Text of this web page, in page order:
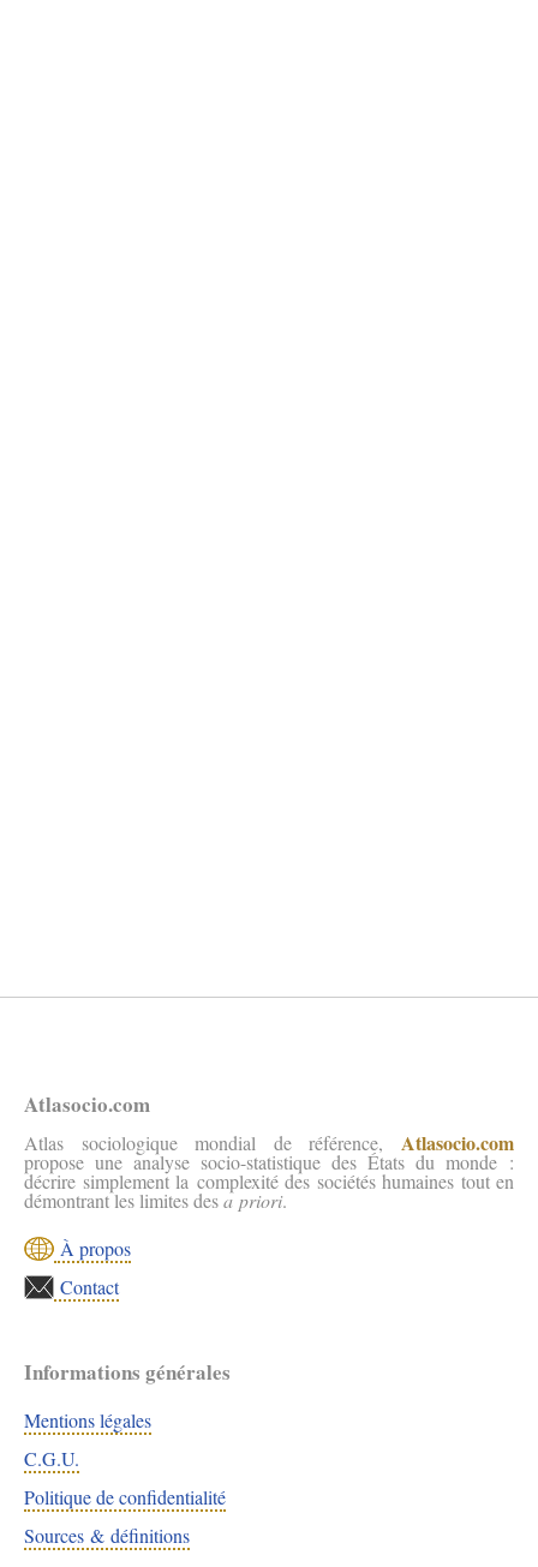
Atlasocio.com
Atlas sociologique mondial de référence, Atlasocio.com
propose une analyse socio-statistique des États du monde :
décrire simplement la complexité des sociétés humaines tout en
démontrant les limites desa priori.
À propos
Contact
Informations générales
Mentions légales
C.G.U.
Politique de confidentialité
Sources & définitions